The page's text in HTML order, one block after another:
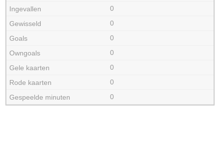
0
0
0
0
0
0
0